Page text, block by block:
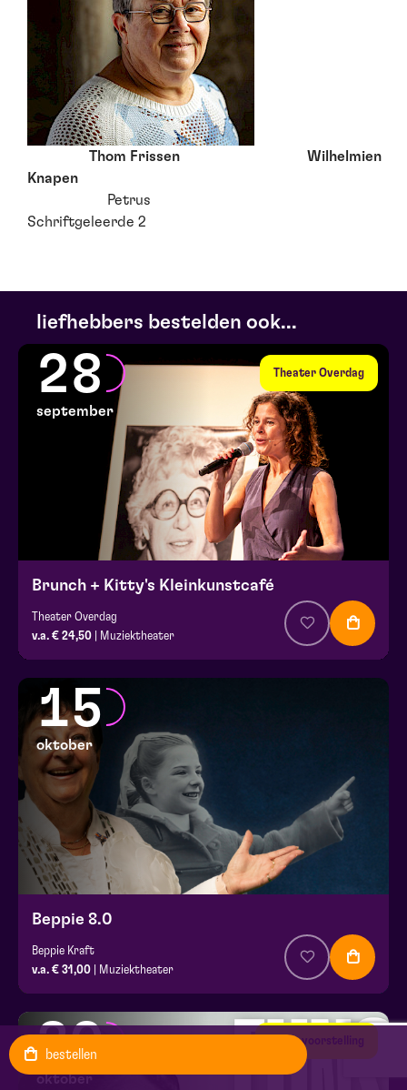
bestellen
Thom Frissen Wilhelmien
Knapen
Petrus
Schriftgeleerde 2
liefhebbers bestelden ook...
Theater Overdag
28
september
Brunch + Kitty's Kleinkunstcafé
Theater Overdag
v.a. € 24,50 | Muziektheater
15
oktober
Beppie 8.0
Beppie Kraft
v.a. € 31,00 | Muziektheater
Extra voorstelling
30
oktober